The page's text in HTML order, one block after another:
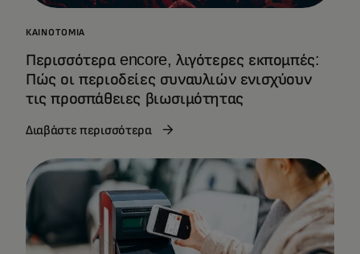
ΚΑΙΝΟΤΟΜΊΑ
Περισσότερα encore, λιγότερες εκπομπές:
Πώς οι περιοδείες συναυλιών ενισχύουν
τις προσπάθειες βιωσιμότητας
Διαβάστε περισσότερα